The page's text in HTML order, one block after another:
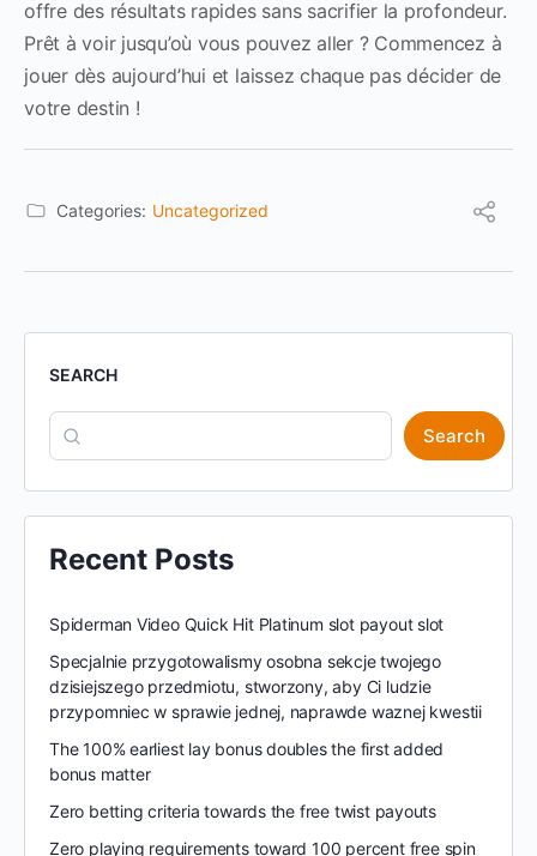
offre des résultats rapides sans sacrifier la profondeur.
Prêt à voir jusqu’où vous pouvez aller ? Commencez à
jouer dès aujourd’hui et laissez chaque pas décider de
votre destin !
Categories: Uncategorized
SEARCH
Search
Recent Posts
Spiderman Video Quick Hit Platinum slot payout slot
Specjalnie przygotowalismy osobna sekcje twojego
dzisiejszego przedmiotu, stworzony, aby Ci ludzie
przypomniec w sprawie jednej, naprawde waznej kwestii
The 100% earliest lay bonus doubles the first added
bonus matter
Zero betting criteria towards the free twist payouts
Zero playing requirements toward 100 percent free spin